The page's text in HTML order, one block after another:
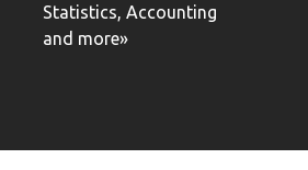
Statistics, Accounting
and more»